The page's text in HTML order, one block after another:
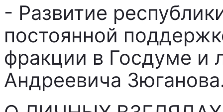
- Развитие
постоянной
фракции в Госдуме и
Андреевича